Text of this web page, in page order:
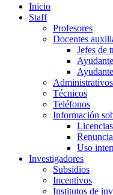
Inicio
Staff
Profesores
Docentes
Jefes de
Administrativos
Técnicos
Teléfonos
Información
Uso
Investigadores
Subsidios
Incentivos
Institutos de